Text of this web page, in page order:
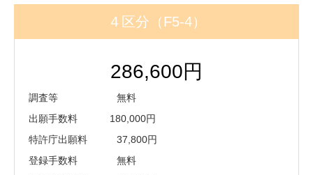
４区分（F5-4）
286,600円
調査等 無料
出願手数料 180,000円
特許庁出願料 37,800円
登録手数料 無料